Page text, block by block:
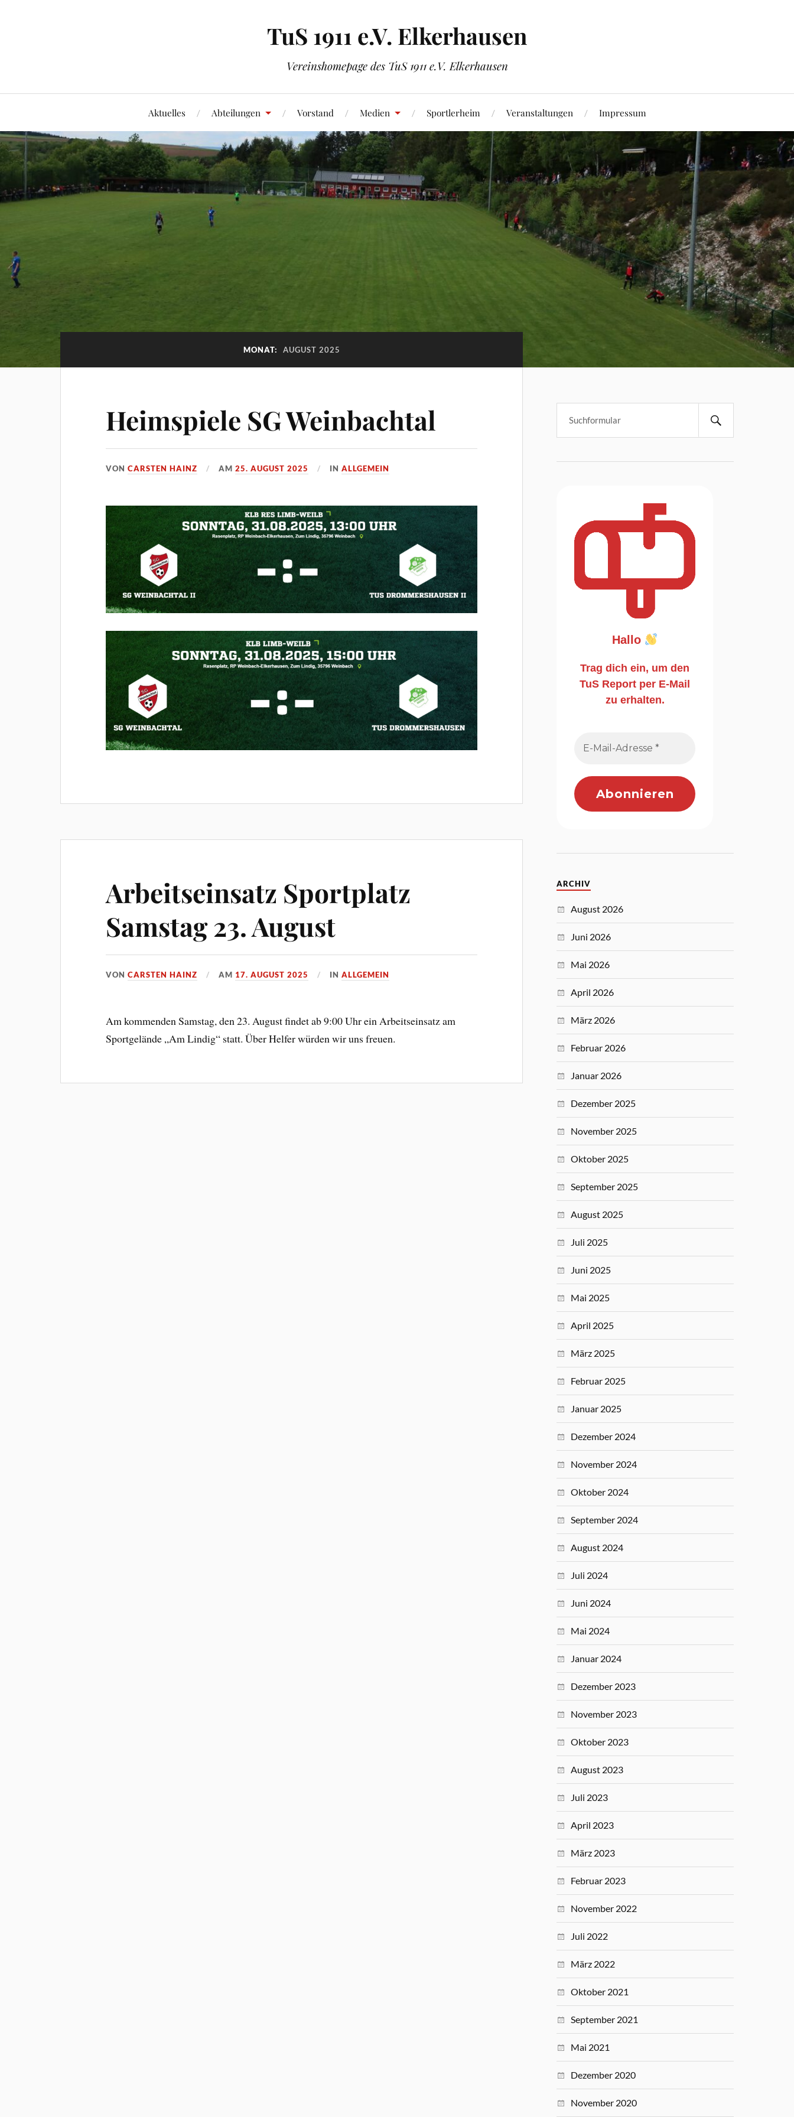
TuS 1911 e.V. Elkerhausen
Vereinshomepage des TuS 1911 e.V. Elkerhausen
Aktuelles Abteilungen Vorstand Medien Sportlerheim Veranstaltungen Impressum
MONAT: AUGUST 2025
Heimspiele SG Weinbachtal
VONCARSTEN HAINZ AM25. AUGUST 2025 INALLGEMEIN
Arbeitseinsatz Sportplatz
Samstag 23. August
VONCARSTEN HAINZ AM 17. AUGUST 2025 INALLGEMEIN
Am kommenden Samstag, den 23. August findet ab 9:00 Uhr ein Arbeitseinsatz am
Sportgelände „Am Lindig“ statt. Über Helfer würden wir uns freuen.
Hallo
Trag dich ein, um den
TuS Report per E-Mail
zu erhalten.
ARCHIV
August 2026
Juni 2026
Mai 2026
April 2026
März 2026
Februar 2026
Januar 2026
Dezember 2025
November 2025
Oktober 2025
September 2025
August 2025
Juli 2025
Juni 2025
Mai 2025
April 2025
März 2025
Februar 2025
Januar 2025
Dezember 2024
November 2024
Oktober 2024
September 2024
August 2024
Juli 2024
Juni 2024
Mai 2024
Januar 2024
Dezember 2023
November 2023
Oktober 2023
August 2023
Juli 2023
April 2023
März 2023
Februar 2023
November 2022
Juli 2022
März 2022
Oktober 2021
September 2021
Mai 2021
Dezember 2020
November 2020